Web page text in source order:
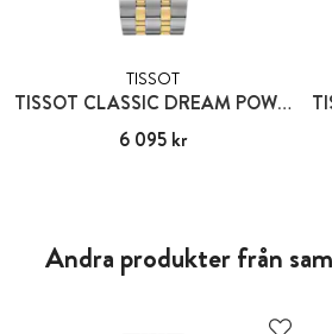
TISSOT
TISSOT CLASSIC DREAM POWERMATIC 80
Pris:6 095 kr
6 095 kr
Andra produkter från